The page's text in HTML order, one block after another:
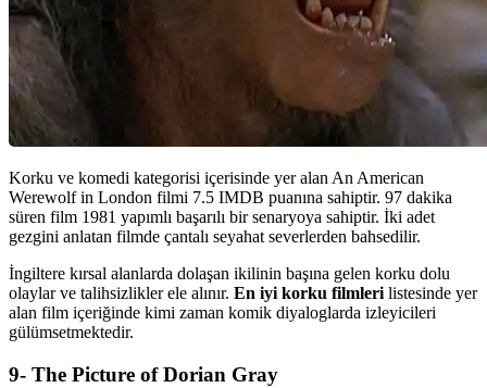
Korku ve komedi kategorisi içerisinde yer alan An American
Werewolf in London filmi 7.5 IMDB puanına sahiptir. 97 dakika
süren film 1981 yapımlı başarılı bir senaryoya sahiptir. İki adet
gezgini anlatan filmde çantalı seyahat severlerden bahsedilir.
İngiltere kırsal alanlarda dolaşan ikilinin başına gelen korku dolu
olaylar ve talihsizlikler ele alınır. En iyi korku filmlerilistesinde yer
alan film içeriğinde kimi zaman komik diyaloglarda izleyicileri
gülümsetmektedir.
9- The Picture of Dorian Gray